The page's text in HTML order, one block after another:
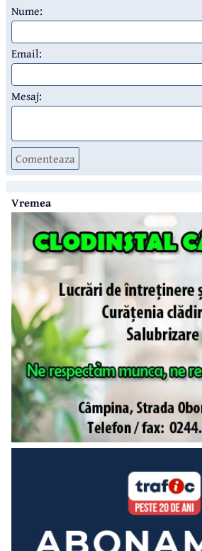
Nume:
Email:
Mesaj:
Comenteaza
Vremea